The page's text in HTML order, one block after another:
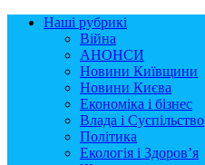
Наші рубрикі
Війна
АНОНСИ
Новини Київщини
Новини Києва
Економіка і бізнес
Влада і Суспільство
Політика
Екологія і Здоров’я